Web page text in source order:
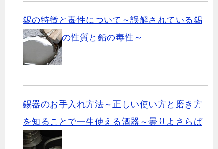
錫の特徴と毒性について～誤解されている錫
の性質と鉛の毒性～
錫器のお手入れ方法～正しい使い方と磨き方
を知ることで一生使える酒器～曇りよさらば